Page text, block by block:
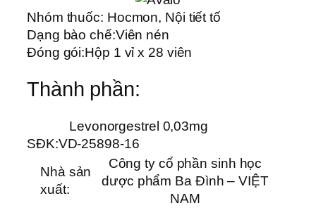
Nhóm thuốc: Hocmon, Nội tiết tố
Dạng bào chế:Viên nén
Đóng gói:Hộp 1 vỉ x 28 viên
Thành phần:
Levonorgestrel 0,03mg
SĐK:VD-25898-16
Nhà sản
xuất:
Công ty cổ phần sinh học
dược phẩm Ba Đình – VIỆT
NAM